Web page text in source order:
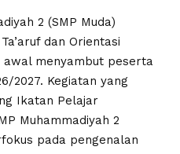
2 (SMP Muda)
dan Orientasi
awal menyambut peserta
2027. Kegiatan yang
Ikatan Pelajar
Muhammadiyah 2
pada pengenalan